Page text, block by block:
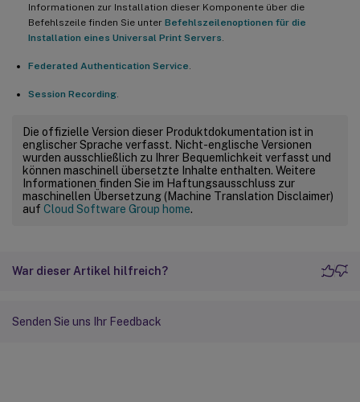
Informationen zur Installation dieser Komponente über die
Befehlszeile finden Sie unter Befehlszeilenoptionen für die
Installation eines Universal Print Servers
Federated Authentication Service
Session Recording
Die offizielle Version dieser Produktdokumentation ist in
englischer Sprache verfasst. Nicht-englische Versionen
wurden ausschließlich zu Ihrer Bequemlichkeit verfasst und
können maschinell übersetzte Inhalte enthalten. Weitere
Informationen finden Sie im Haftungsausschluss zur
maschinellen Übersetzung (Machine Translation Disclaimer)
auf Cloud Software Group home.
War dieser Artikel hilfreich?
Senden Sie uns Ihr Feedback